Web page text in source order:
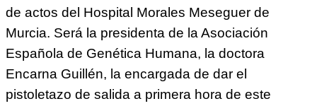
de actos del Hospital Morales Meseguer de
Murcia. Será la presidenta de la Asociación
Española de Genética Humana, la doctora
Encarna Guillén, la encargada de dar el
pistoletazo de salida a primera hora de este